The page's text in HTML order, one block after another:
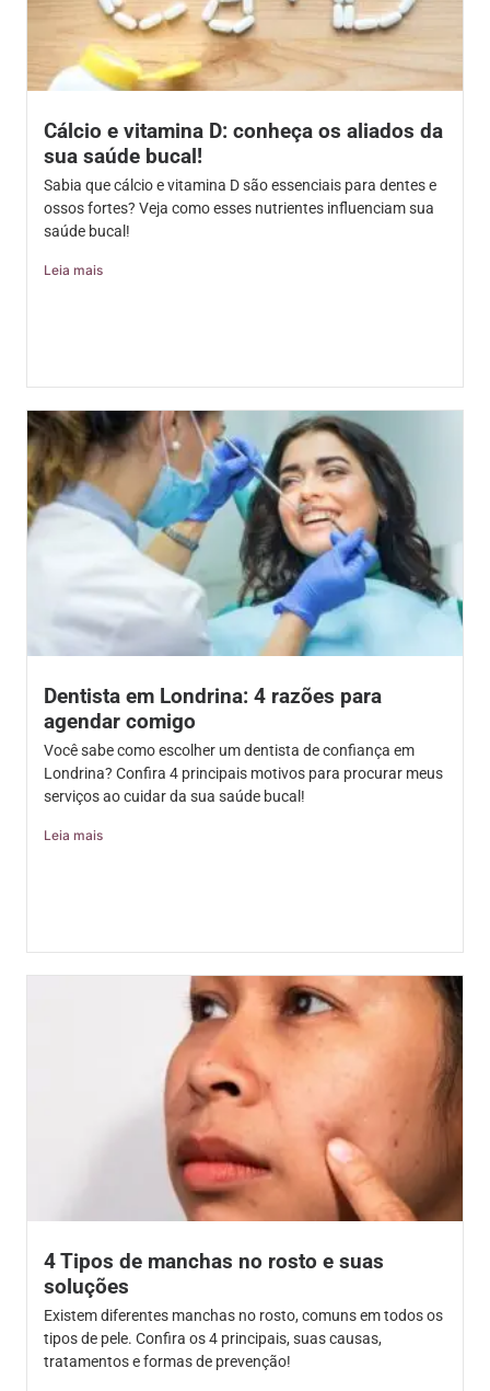
Cálcio e vitamina D: conheça os aliados da
sua saúde bucal!
Sabia que cálcio e vitamina D são essenciais para dentes e
ossos fortes? Veja como esses nutrientes influenciam sua
saúde bucal!
Leia mais
Dentista em Londrina: 4 razões para
agendar comigo
Você sabe como escolher um dentista de confiança em
Londrina? Confira 4 principais motivos para procurar meus
serviços ao cuidar da sua saúde bucal!
Leia mais
4 Tipos de manchas no rosto e suas
soluções
Existem diferentes manchas no rosto, comuns em todos os
tipos de pele. Confira os 4 principais, suas causas,
tratamentos e formas de prevenção!